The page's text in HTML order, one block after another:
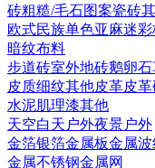
砖粗糙/毛石图案瓷砖
欧式民族单色亚麻迷彩
暗纹布料
步道砖室外地砖鹅卵石
皮质细纹其他皮革皮
水泥肌理漆其他
天空白天户外夜景户外
金箔银箔金属板金属波
金属不锈钢金属网